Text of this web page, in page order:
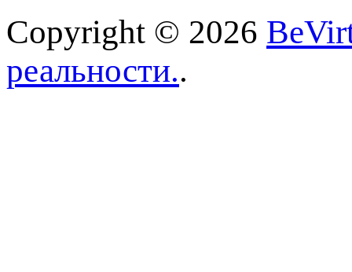
Copyright © 2026
реальности..